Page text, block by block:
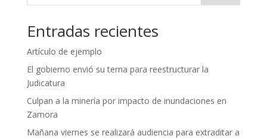
Entradas recientes
Artículo de ejemplo
El gobierno envió su terna para reestructurar la
Judicatura
Culpan a la minería por impacto de inundaciones en
Zamora
Mañana viernes se realizará audiencia para extraditar a